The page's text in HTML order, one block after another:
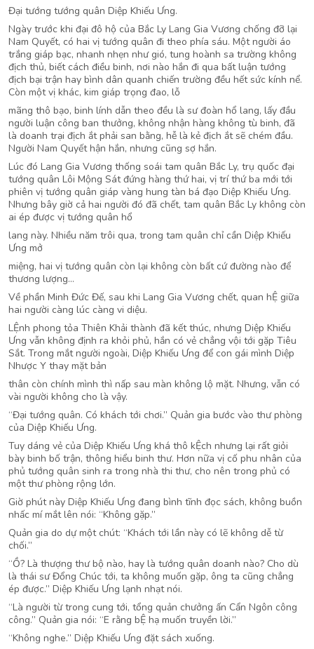
Đại tướng tướng quân Diệp Khiếu Ưng.
Ngày trước khi đại đô hộ của Bắc Ly Lang Gia Vương chống đỡ lại
Nam Quyết, có hai vị tướng quân đi theo phía sáu. Một người áo
trắng giáp bạc, nhanh nhẹn như gió, tung hoành sa trường không
địch thủ, biết cách điều binh, nơi nào hắn đi qua bất luận tướng
địch bại trận hay bình dân quanh chiến trường đều hết sức kính nể.
Còn một vị khác, kim giáp trọng đao, lỗ
mãng thô bạo, binh lính dẫn theo đều là sư đoàn hổ lang, lấy đầu
người luận công ban thưởng, không nhận hàng không tù binh, đã
là doanh trại địch ắt phải san bằng, hễ là kẻ địch ắt sẽ chém đầu.
Người Nam Quyết hận hắn, nhưng cũng sợ hắn.
Lúc đó Lang Gia Vương thống soái tam quân Bắc Ly, trụ quốc đại
tướng quân Lôi Mộng Sát đứng hàng thứ hai, vị trí thứ ba mới tới
phiên vị tướng quân giáp vàng hung tàn bá đạo Diệp Khiếu Ưng.
Nhưng bây giờ cả hai người đó đã chết, tam quân Bắc Ly không còn
ai ép được vị tướng quân hổ
lang này. Nhiều năm trôi qua, trong tam quân chỉ cần Diệp Khiếu
Ưng mở
miệng, hai vị tướng quân còn lại không còn bất cứ đường nào để
thương lượng…
Về phần Minh Đức Đế, sau khi Lang Gia Vương chết, quan hỆ giữa
hai người càng lúc càng vi diệu.
LỆnh phong tỏa Thiên Khải thành đã kết thúc, nhưng Diệp Khiếu
Ưng vẫn không định ra khỏi phủ, hắn có vẻ chẳng vội tới gặp Tiêu
Sắt. Trong mắt người ngoài, Diệp Khiếu Ưng để con gái mình Diệp
Nhược Y thay mặt bản
thân còn chính mình thì nấp sau màn không lộ mặt. Nhưng, vẫn có
vài người không cho là vậy.
“Đại tướng quân. Có khách tới chơi.” Quản gia bước vào thư phòng
của Diệp Khiếu Ưng.
Tuy dáng vẻ của Diệp Khiếu Ưng khá thô kỆch nhưng lại rất giỏi
bày binh bố trận, thông hiểu binh thư. Hơn nữa vị cố phu nhân của
phủ tướng quân sinh ra trong nhà thi thư, cho nên trong phủ có
một thư phòng rộng lớn.
Giờ phút này Diệp Khiếu Ưng đang bình tĩnh đọc sách, không buồn
nhấc mí mắt lên nói: “Không gặp.”
Quản gia do dự một chút: “Khách tới lần này có lẽ không dễ từ
chối.”
“Ồ? Là thượng thư bộ nào, hay là tướng quân doanh nào? Cho dù
là thái sư Đổng Chúc tới, ta không muốn gặp, ông ta cũng chẳng
ép được.” Diệp Khiếu Ưng lạnh nhạt nói.
“Là người từ trong cung tới, tổng quản chưởng ấn Cẩn Ngôn công
công.” Quản gia nói: “E rằng bỆ hạ muốn truyền lời.”
“Không nghe.” Diệp Khiếu Ưng đặt sách xuống.